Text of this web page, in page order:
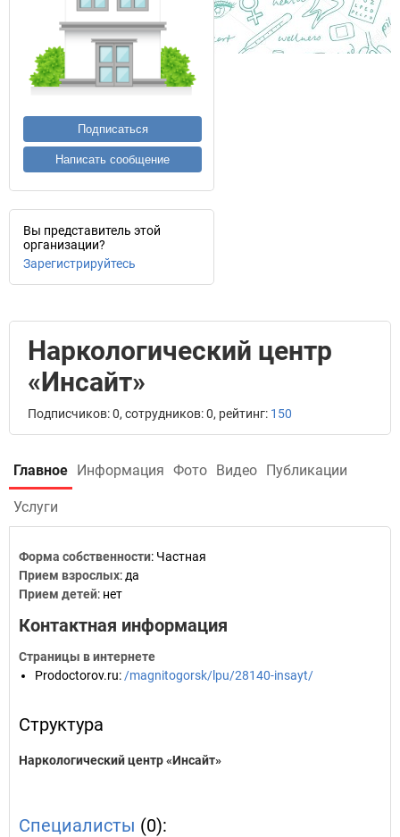
Подписаться
Написать сообщение
Вы представитель этой
организации?
Зарегистрируйтесь
Наркологический центр
«Инсайт»
Подписчиков: 0, сотрудников: 0, рейтинг: 150
Главное Информация Фото Видео Публикации
Услуги
Форма собственности: Частная
Прием взрослых: да
Прием детей: нет
Контактная информация
Страницы в интернете
Prodoctorov.ru: /magnitogorsk/lpu/28140-insayt/
Структура
Наркологический центр «Инсайт»
Специалисты (0):